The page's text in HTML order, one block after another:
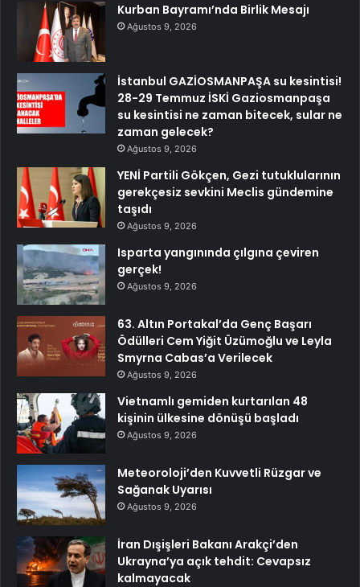
Kurban Bayramı’nda Birlik Mesajı
Ağustos 9, 2026
İstanbul GAZİOSMANPAŞA su kesintisi!
28-29 Temmuz İSKİ Gaziosmanpaşa
su kesintisi ne zaman bitecek, sular ne
zaman gelecek?
Ağustos 9, 2026
YENİ Partili Gökçen, Gezi tutuklularının
gerekçesiz sevkini Meclis gündemine
taşıdı
Ağustos 9, 2026
Isparta yangınında çılgına çeviren
gerçek!
Ağustos 9, 2026
63. Altın Portakal’da Genç Başarı
Ödülleri Cem Yiğit Üzümoğlu ve Leyla
Smyrna Cabas’a Verilecek
Ağustos 9, 2026
Vietnamlı gemiden kurtarılan 48
kişinin ülkesine dönüşü başladı
Ağustos 9, 2026
Meteoroloji’den Kuvvetli Rüzgar ve
Sağanak Uyarısı
Ağustos 9, 2026
İran Dışişleri Bakanı Arakçi’den
Ukrayna’ya açık tehdit: Cevapsız
kalmayacak